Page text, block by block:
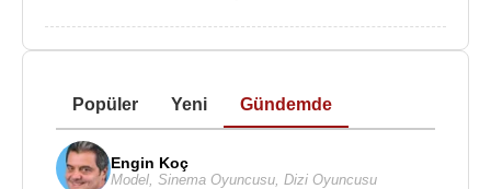
Popüler Yeni Gündemde
Engin Koç
Model Sinema Oyuncusu Dizi Oyuncusu